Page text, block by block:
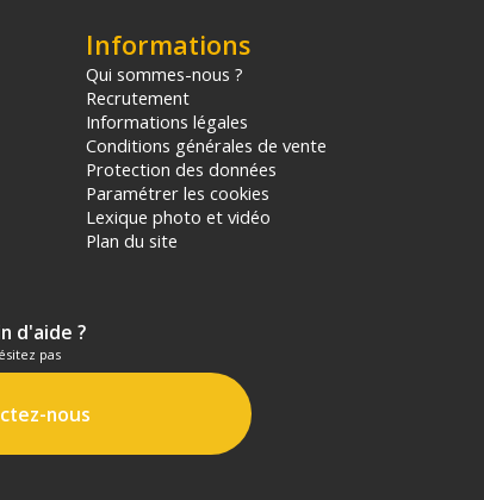
Informations
Qui sommes-nous ?
Recrutement
Informations légales
Conditions générales de vente
Protection des données
Paramétrer les cookies
Lexique photo et vidéo
Plan du site
d'aide ?
pas
nous